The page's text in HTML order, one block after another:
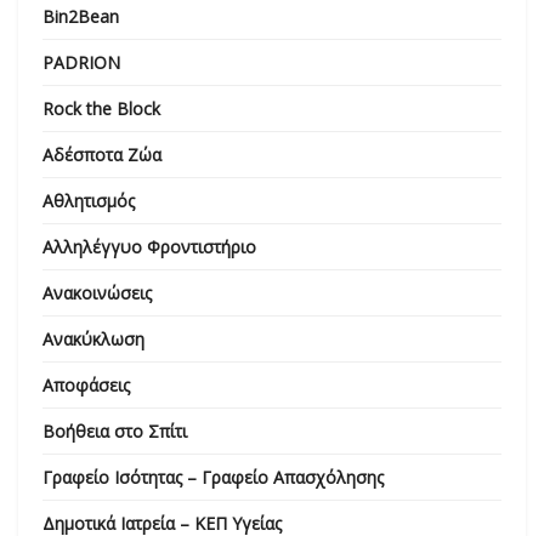
Bin2Bean
PADRION
Rock the Block
Αδέσποτα Ζώα
Αθλητισμός
Αλληλέγγυο Φροντιστήριο
Ανακοινώσεις
Ανακύκλωση
Αποφάσεις
Βοήθεια στο Σπίτι
Γραφείο Ισότητας – Γραφείο Απασχόλησης
Δημοτικά Ιατρεία – ΚΕΠ Υγείας